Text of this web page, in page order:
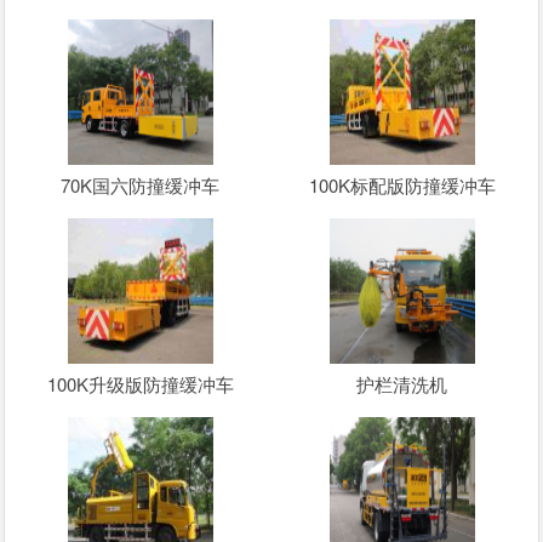
70K国六防撞缓冲车 100K标配版防撞缓冲车
100K升级版防撞缓冲车 护栏清洗机